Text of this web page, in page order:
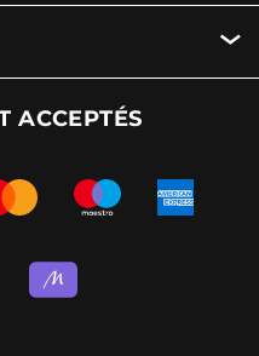
ACCEPTÉS